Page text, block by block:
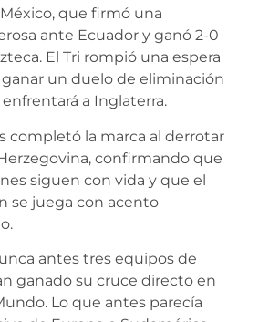
que firmó una
ante Ecuador y ganó 2-0
El Tri rompió una espera
un duelo de eliminación
a Inglaterra.
completó la marca al derrotar
confirmando que
siguen con vida y que el
se juega con acento
antes tres equipos de
ganado su cruce directo en
Lo que antes parecía